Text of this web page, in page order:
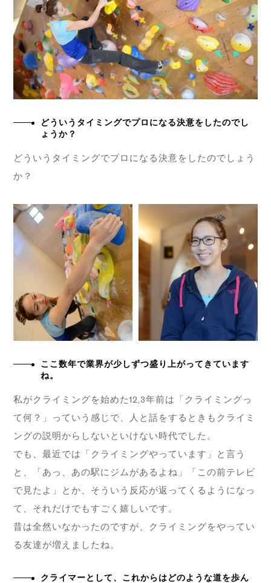
どういうタイミングでプロになる決意をしたのでし
ょうか？
どういうタイミングでプロになる決意をしたのでしょう
か？
ここ数年で業界が少しずつ盛り上がってきています
ね。
私がクライミングを始めた12,3年前は「クライミングっ
て何？」っていう感じで、人と話をするときもクライミ
ングの説明からしないといけない時代でした。
でも、最近では「クライミングやっています」と言う
と、「あっ、あの駅にジムがあるよね」「この前テレビ
で見たよ」とか、そういう反応が返ってくるようになっ
て、それだけでもすごく嬉しいです。
昔は全然いなかったのですが、クライミングをやってい
る友達が増えましたね。
クライマーとして、これからはどのような道を歩ん